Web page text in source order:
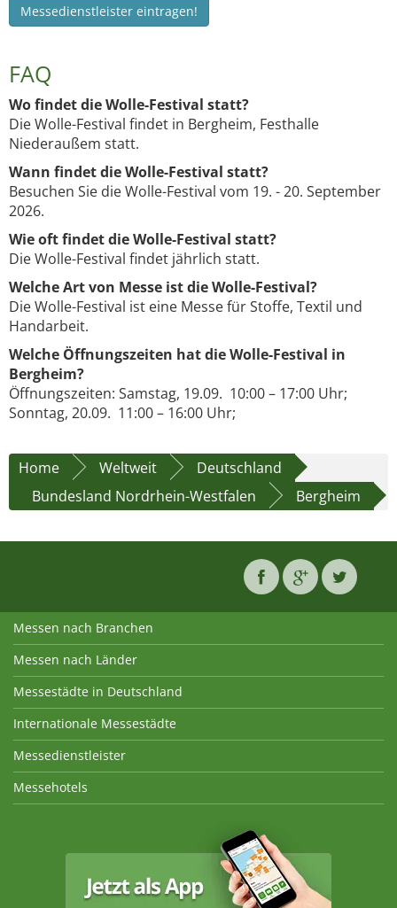
Messedienstleister eintragen!
FAQ
Wo findet die Wolle-Festival statt?
Die Wolle-Festival findet in Bergheim, Festhalle
Niederaußem statt.
Wann findet die Wolle-Festival statt?
Besuchen Sie die Wolle-Festival vom 19. - 20. September
2026.
Wie oft findet die Wolle-Festival statt?
Die Wolle-Festival findet jährlich statt.
Welche Art von Messe ist die Wolle-Festival?
Die Wolle-Festival ist eine Messe für Stoffe, Textil und
Handarbeit.
Welche Öffnungszeiten hat die Wolle-Festival in
Bergheim?
Öffnungszeiten: Samstag, 19.09. 10:00 – 17:00 Uhr;
Sonntag, 20.09. 11:00 – 16:00 Uhr;
Home Weltweit
Deutschland
Bundesland Nordrhein-Westfalen
Bergheim
Messen nach Branchen
Messen nach Länder
Messestädte in Deutschland
Internationale Messestädte
Messedienstleister
Messehotels